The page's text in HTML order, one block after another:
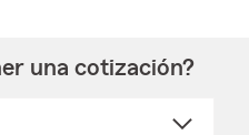
una cotización?